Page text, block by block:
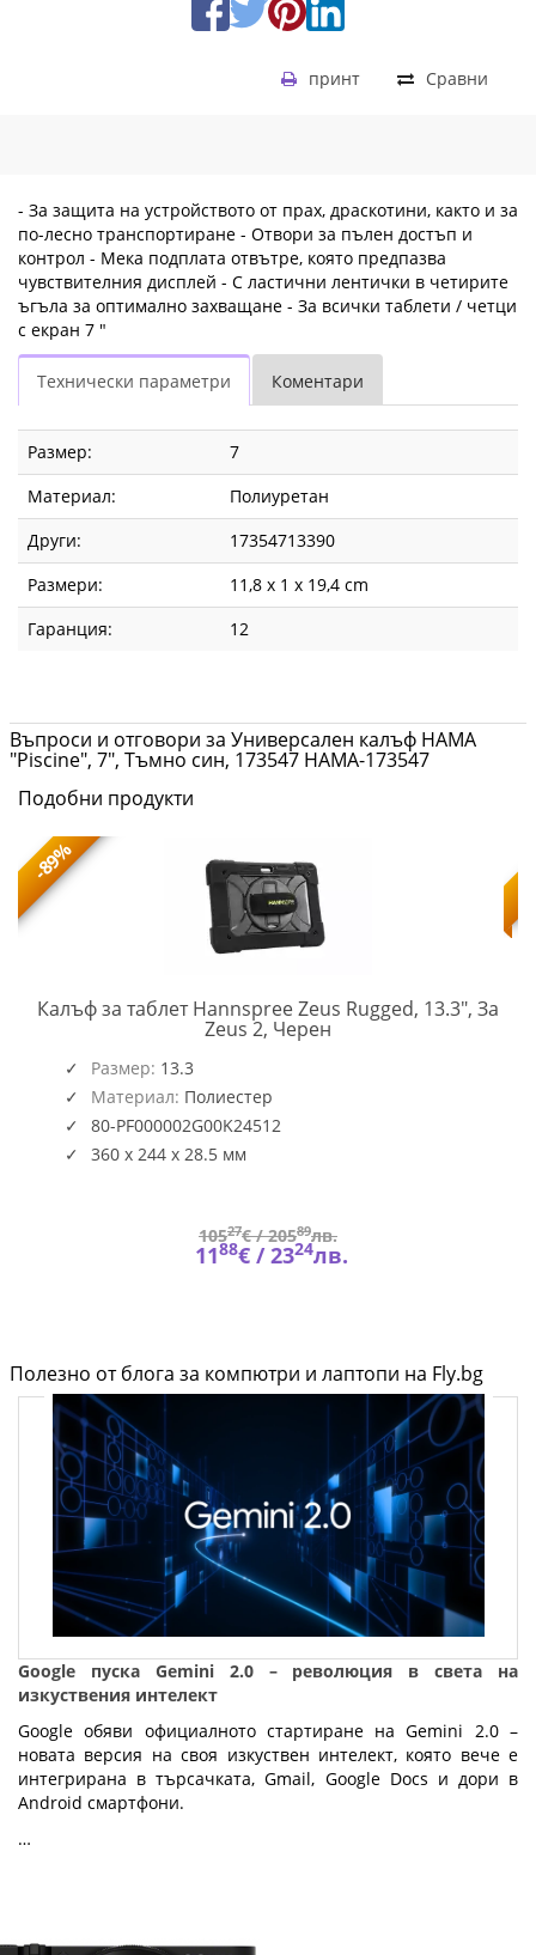
Сравни
принт
- За защита на устройството от прах, драскотини, както и за
по-лесно транспортиране - Отвори за пълен достъп и
контрол - Мека подплата отвътре, която предпазва
чувствителния дисплей - С ластични лентички в четирите
ъгъла за оптимално захващане - За всички таблети / четци
с екран 7 "
Технически параметри Коментари
Размер:
7
Материал:
Полиуретан
Други:
17354713390
Размери:
11,8 x 1 x 19,4 cm
Гаранция:
12
Въпроси и отговори за Универсален калъф HAMA
"Piscine", 7", Тъмно син, 173547 HAMA-173547
Подобни продукти
-89%
Калъф за таблет Hannspree Zeus Rugged, 13.3", За
Zeus 2, Черен HSG-
Размер: 13.3
Материал: Полиестер
80-PF000002G00K24512
360 x 244 x 28.5 мм
10527€ /20589лв.
1188€ /2324лв.
Полезно от блога за компютри и лаптопи на Fly.bg
Google пуска Gemini 2.0 – революция в света на
изкуствения интелект
Google обяви официалното стартиране на Gemini 2.0 –
новата версия на своя изкуствен интелект, която вече е
интегрирана в търсачката, Gmail, Google Docs и дори в
Android смартфони.
…